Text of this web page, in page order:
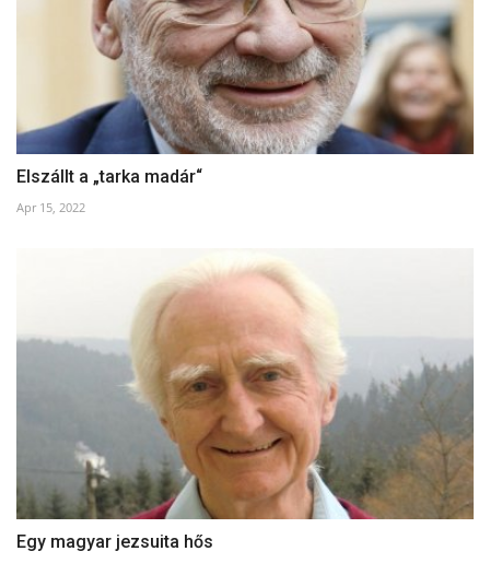
Elszállt a „tarka madár“
Apr 15, 2022
Egy magyar jezsuita hős